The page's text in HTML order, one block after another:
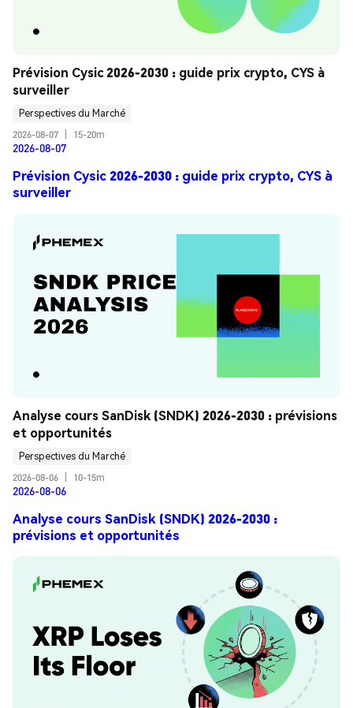
Prévision Cysic 2026-2030 : guide prix crypto, CYS à
surveiller
Perspectives du Marché
2026-08-07
15-20m
2026-08-07
Prévision Cysic 2026-2030 : guide prix crypto, CYS à
surveiller
Analyse cours SanDisk (SNDK) 2026-2030 : prévisions
et opportunités
Perspectives du Marché
2026-08-06
10-15m
2026-08-06
Analyse cours SanDisk (SNDK) 2026-2030 :
prévisions et opportunités